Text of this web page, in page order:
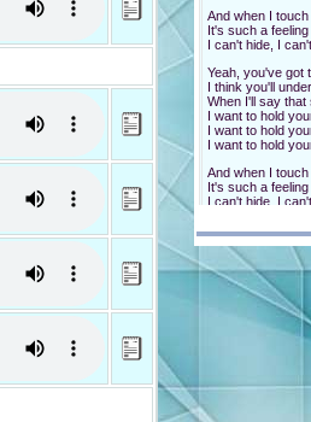
And when I
It's such a
I can't hide, I
Yeah, you've got
I think you'll
When I'll say that
I want to hold
I want to hold
I want to hold
And when I
It's such a
I can't hide, I
Yeh, you've got
I think you'll
When I'll feel
I want to hold
I want to hold
I want to hold